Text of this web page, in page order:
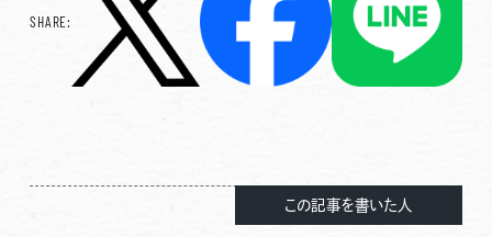
SHARE:
この記事を書いた人